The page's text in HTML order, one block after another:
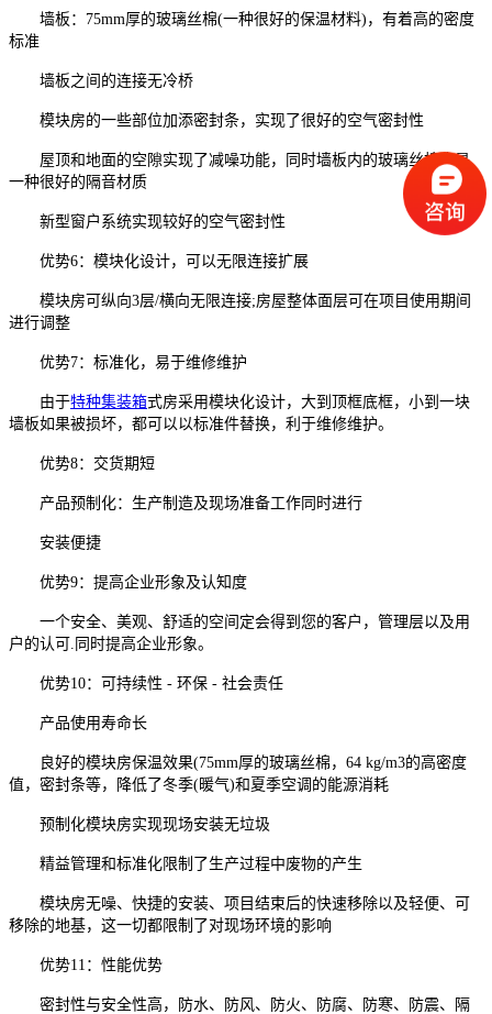
墙板：75mm厚的玻璃丝棉(一种很好的保温材料)，有着高的密度
标准
墙板之间的连接无冷桥
模块房的一些部位加添密封条，实现了很好的空气密封性
屋顶和地面的空隙实现了减噪功能，同时墙板内的玻璃丝棉也是
一种很好的隔音材质
新型窗户系统实现较好的空气密封性
优势6：模块化设计，可以无限连接扩展
模块房可纵向3层/横向无限连接;房屋整体面层可在项目使用期间
进行调整
优势7：标准化，易于维修维护
由于特种集装箱式房采用模块化设计，大到顶框底框，小到一块
墙板如果被损坏，都可以以标准件替换，利于维修维护。
优势8：交货期短
产品预制化：生产制造及现场准备工作同时进行
安装便捷
优势9：提高企业形象及认知度
一个安全、美观、舒适的空间定会得到您的客户，管理层以及用
户的认可.同时提高企业形象。
优势10：可持续性 - 环保 - 社会责任
产品使用寿命长
良好的模块房保温效果(75mm厚的玻璃丝棉，64 kg/m3的高密度
值，密封条等，降低了冬季(暖气)和夏季空调的能源消耗
预制化模块房实现现场安装无垃圾
精益管理和标准化限制了生产过程中废物的产生
模块房无噪、快捷的安装、项目结束后的快速移除以及轻便、可
移除的地基，这一切都限制了对现场环境的影响
优势11：性能优势
密封性与安全性高，防水、防风、防火、防腐、防寒、防震、隔